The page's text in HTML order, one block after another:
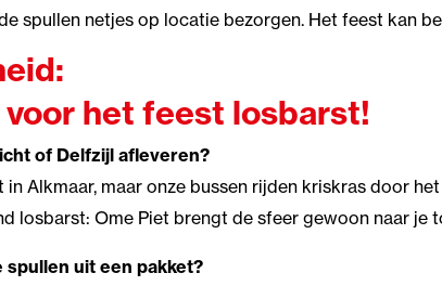
spullen netjes op locatie bezorgen. Het feest kan
het feest losbarst!
of Delfzijl afleveren?
Alkmaar, maar onze bussen rijden kriskras door
losbarst: Ome Piet brengt de sfeer gewoon naar je
spullen uit een pakket?